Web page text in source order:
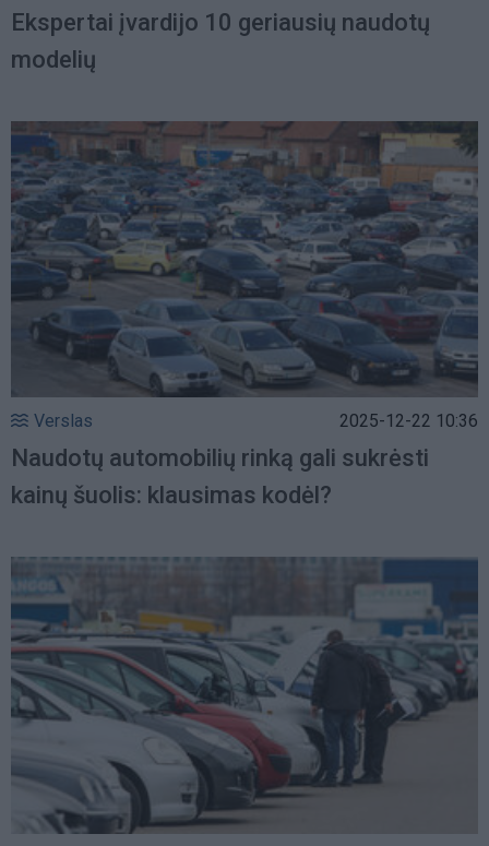
Ekspertai įvardijo 10 geriausių naudotų
modelių
Verslas 2025-12-22 10:36
Naudotų automobilių rinką gali sukrėsti
kainų šuolis: klausimas kodėl?